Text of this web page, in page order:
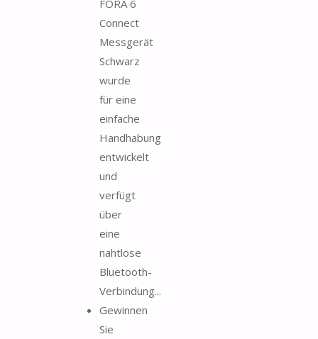
FORA 6
Connect
Messgerät
Schwarz
wurde
für eine
einfache
Handhabung
entwickelt
und
verfügt
über
eine
nahtlose
Bluetooth-
Verbindung...
Gewinnen
Sie